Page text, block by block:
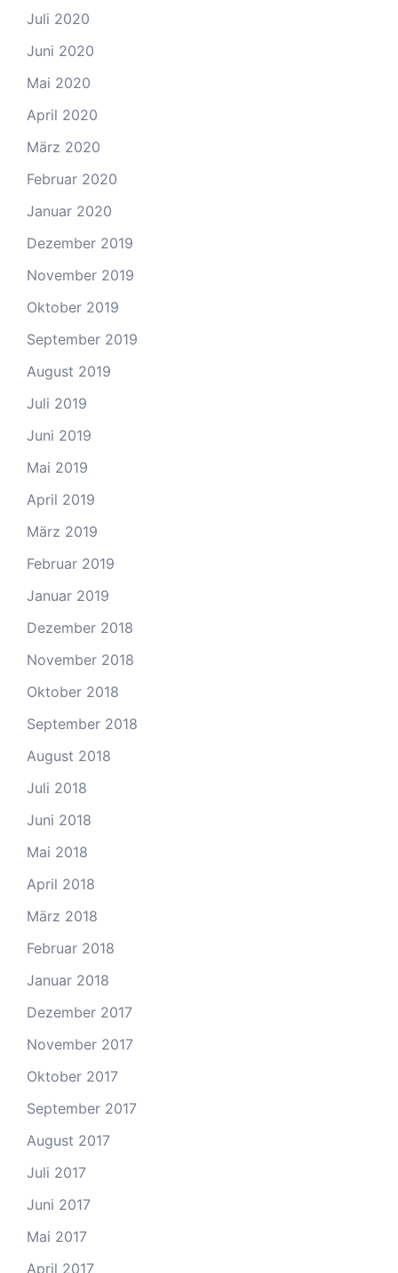
Juli 2020
Juni 2020
Mai 2020
April 2020
März 2020
Februar 2020
Januar 2020
Dezember 2019
November 2019
Oktober 2019
September 2019
August 2019
Juli 2019
Juni 2019
Mai 2019
April 2019
März 2019
Februar 2019
Januar 2019
Dezember 2018
November 2018
Oktober 2018
September 2018
August 2018
Juli 2018
Juni 2018
Mai 2018
April 2018
März 2018
Februar 2018
Januar 2018
Dezember 2017
November 2017
Oktober 2017
September 2017
August 2017
Juli 2017
Juni 2017
Mai 2017
April 2017